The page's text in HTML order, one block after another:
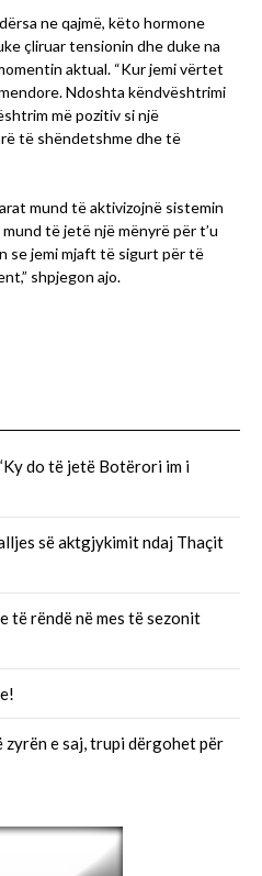
ne qajmë, këto hormone
çliruar tensionin dhe duke na
aktual. “Kur jemi vërtet
Ndoshta këndvështrimi
më pozitiv si një
të shëndetshme dhe të
mund të aktivizojnë sistemin
të jetë një mënyrë për t’u
se jemi mjaft të sigurt për të
shpjegon ajo.
do të jetë Botërori im i
së aktgjykimit ndaj Thaçit
të rëndë në mes të sezonit
e saj, trupi dërgohet për